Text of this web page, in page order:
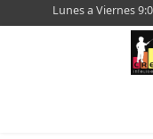
Lunes a Viernes